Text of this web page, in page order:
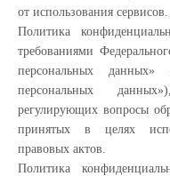
от использования сервисов.
Политика
требованиями
персональных
персональных
регулирующих вопросы
принятых в целях
правовых актов.
Политика